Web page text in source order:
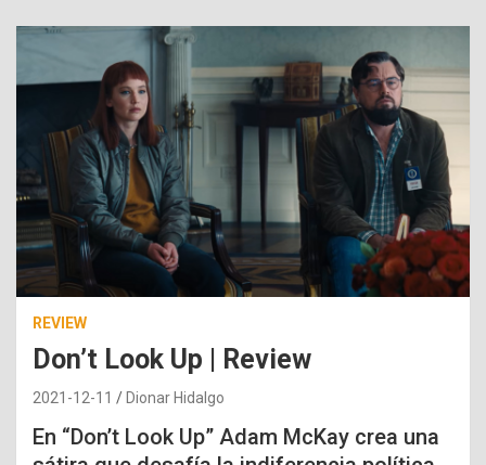
REVIEW
Don’t Look Up | Review
2021-12-11 Dionar Hidalgo
En “Don’t Look Up” Adam McKay crea una